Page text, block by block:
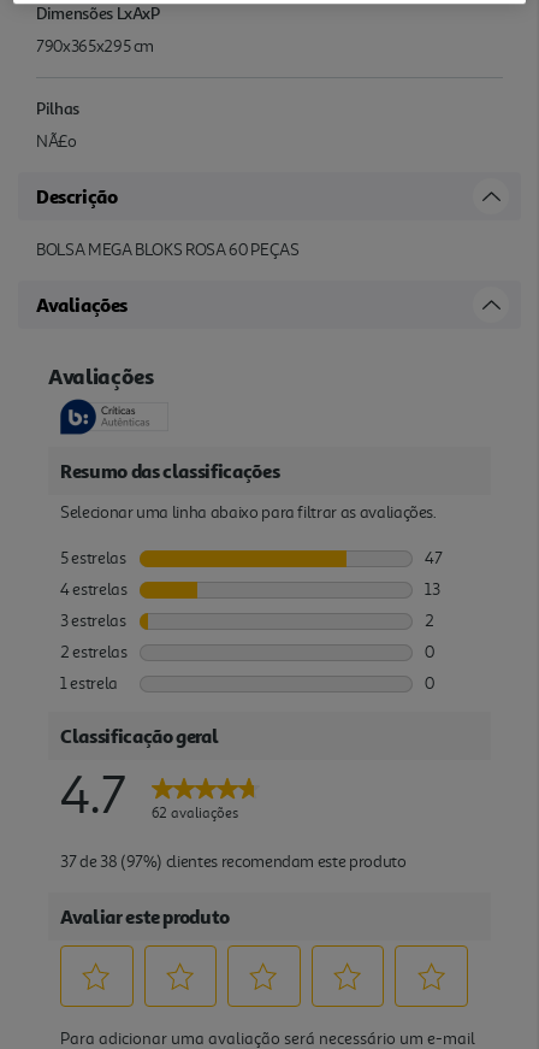
Dimensões LxAxP
790x365x295 cm
Pilhas
NÃ£o
Descrição
BOLSA MEGA BLOKS ROSA 60 PEÇAS
Avaliações